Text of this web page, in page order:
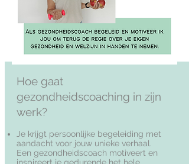
Hoe gaat
gezondheidscoaching in zijn
werk?
Je krijgt persoonlijke begeleiding met
aandacht voor jouw unieke verhaal.
Een gezondheidscoach motiveert en